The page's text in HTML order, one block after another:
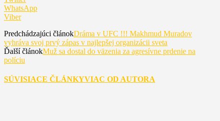
WhatsApp
Viber
Predchádzajúci článokDráma v UFC !!! Makhmud Muradov
vyhráva svoj prvý zápas v najlepšej organizácii sveta
Ďalší článokMuž sa dostal do väzenia za agresívne prdenie na
políciu
SÚVISIACE ČLÁNKYVIAC OD AUTORA